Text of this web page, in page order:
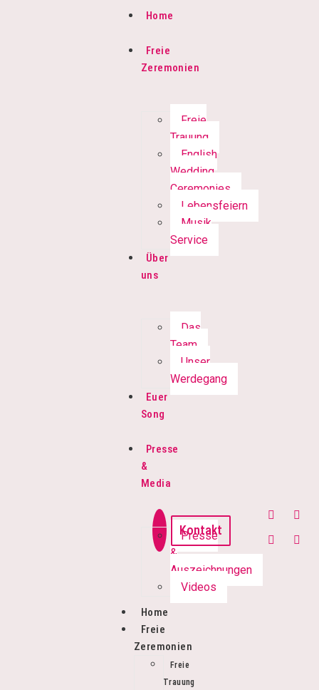
Home
Freie
Zeremonien
Freie
Trauung
English
Wedding
Ceremonies
Lebensfeiern
Musik
Service
Über
uns
Das
Team
Unser
Werdegang
Euer
Song
Presse
&
Media
Presse
&
Auszeichnungen
Videos
Home
Freie
Zeremonien
Freie
Trauung
Kontakt